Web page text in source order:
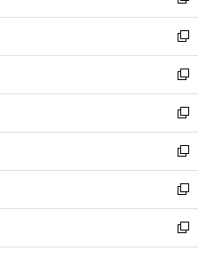
開
く
ウ
で
開
く
ン
ド
ウ
で
開
く
ウ
ィ
ン
ド
ウ
で
開
く
し
い
ウ
ィ
ン
ド
ウ
で
開
く
新
し
い
ウ
ィ
ン
ド
ウ
で
開
く
新
し
い
ウ
ィ
ン
ド
ウ
で
開
新
し
い
ウ
ィ
ン
ド
ウ
新
し
い
ウ
ィ
ン
新
し
い
ウ
新
し